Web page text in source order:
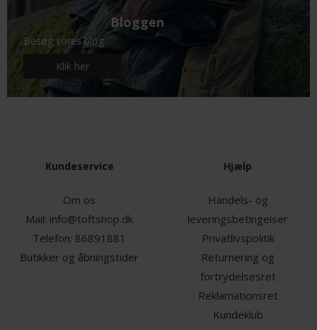
Bloggen
Besøg vores blog
Klik her
Kundeservice
Om os
Mail: info@toftshop.dk
Telefon: 86891881
Butikker og åbningstider
Hjælp
Handels- og
leveringsbetingelser
Privatlivspolitik
Returnering og
fortrydelsesret
Reklamationsret
Kundeklub